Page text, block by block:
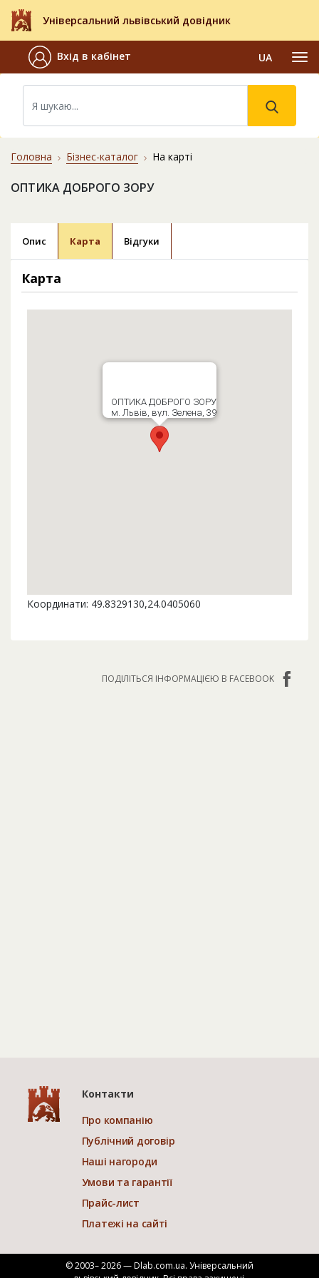
Універсальний львівський довідник
Вхід в кабінет UA
Головна Бізнес-каталог На карті
ОПТИКА ДОБРОГО ЗОРУ
Опис Карта Відгуки
Карта
ОПТИКА ДОБРОГО ЗОРУ
м. Львів, вул. Зелена, 39
Координати: 49.8329130,24.0405060
ПОДІЛІТЬСЯ ІНФОРМАЦІЄЮ В FACEBOOK
Контакти
Про компанію
Публічний договір
Наші нагороди
Умови та гарантії
Прайс-лист
Платежі на сайті
© 2003– 2026 — Dlab.com.ua. Універсальний